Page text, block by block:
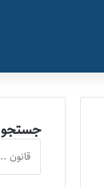
جستجو